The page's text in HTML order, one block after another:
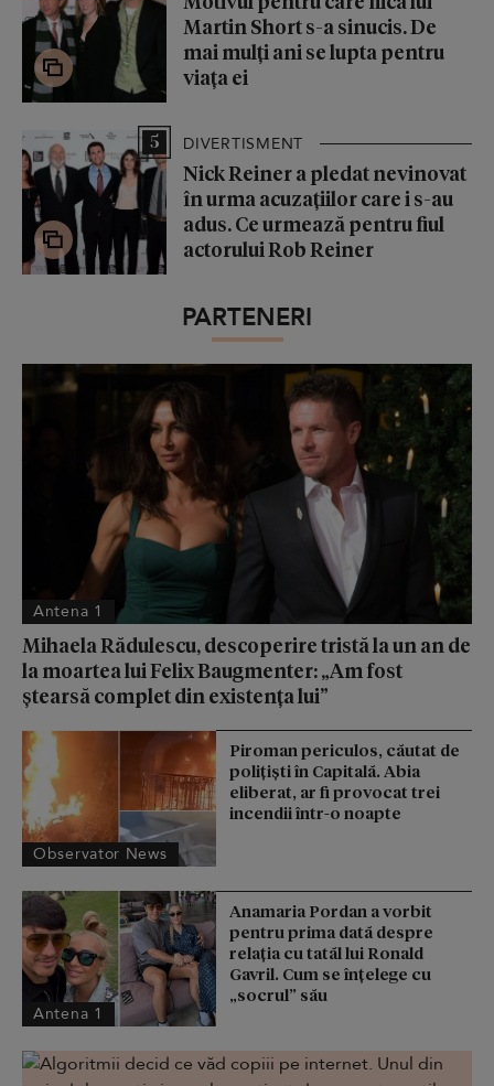
Martin Short s-a sinucis. De
mai mulți ani se lupta pentru
viața ei
5 DIVERTISMENT
Nick Reiner a pledat nevinovat
în urma acuzațiilor care i s-au
adus. Ce urmează pentru fiul
actorului Rob Reiner
PARTENERI
Antena 1
Mihaela Rădulescu, descoperire tristă la un an de
la moartea lui Felix Baugmenter: „Am fost
ștearsă complet din existența lui”
Observator News
Piroman periculos, căutat de
poliţişti în Capitală. Abia
eliberat, ar fi provocat trei
incendii într-o noapte
Antena 1
Anamaria Pordan a vorbit
pentru prima dată despre
relația cu tatăl lui Ronald
Gavril. Cum se înțelege cu
„socrul” său